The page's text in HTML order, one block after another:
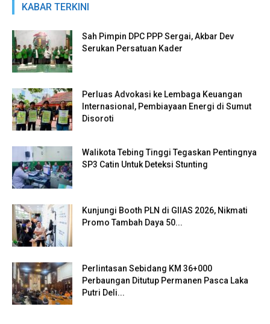
KABAR TERKINI
Sah Pimpin DPC PPP Sergai, Akbar Dev
Serukan Persatuan Kader
Perluas Advokasi ke Lembaga Keuangan
Internasional, Pembiayaan Energi di Sumut
Disoroti
Walikota Tebing Tinggi Tegaskan Pentingnya
SP3 Catin Untuk Deteksi Stunting
Kunjungi Booth PLN di GIIAS 2026, Nikmati
Promo Tambah Daya 50...
Perlintasan Sebidang KM 36+000
Perbaungan Ditutup Permanen Pasca Laka
Putri Deli...